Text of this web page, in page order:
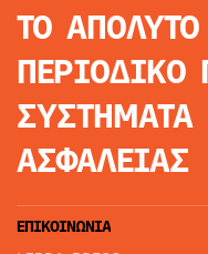
ΤΟ ΑΠΟΛΥΤΟ
ΠΕΡΙΟΔΙΚΟ
ΣΥΣΤΗΜΑΤΑ
ΑΣΦΑΛΕΙΑΣ
ΕΠΙΚΟΙΝΩΝΙΑ